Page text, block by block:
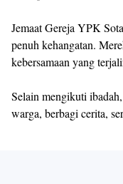
Jemaat Gereja YPK
penuh kehangatan.
kebersamaan yang
Selain mengikuti
warga, berbagi cerita,